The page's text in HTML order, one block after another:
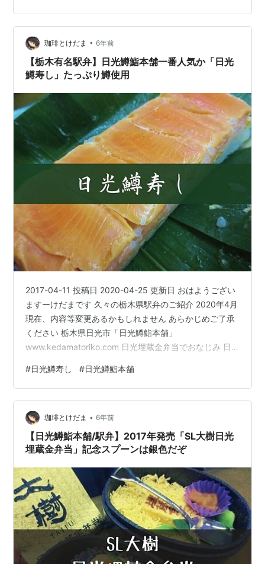
駅弁持って乗ろう 購入は東武日光駅「東武商事」 写真が
無くてごめんなさーい 休日の東武日光駅、午前中に出会
いました 下今市駅構内の売店と…
珈琲とけだま • 6年前
【栃木有名駅弁】日光鱒鮨本舗一番人気か「日光
鱒寿し」たっぷり鱒使用
2017-04-11 投稿日 2020-04-25 更新日 おはようござい
ますーけだまです 久々の栃木県駅弁のご紹介 2020年4月
現在、内容等変更あるかもしれません あらかじめご了承
ください 栃木県日光市「日光鱒鮨本舗」
www.kedamatoriko.com 日光埋蔵金弁当でおなじみ 日
ヒカリと手作りのゆばで作り上げたます寿しです。 日光
鱒鮨本舗ホームページより引用 日光鱒寿し 1,300円（税
込み） お箸とナイフは取り出しちゃいました 広げてみま
しょう 広げると場所取るなぁ いいよいいよこの手間が大
事なんだよ 艶やかな鱒がセクシー 内…
#日光鱒寿し #日光鱒鮨本舗
珈琲とけだま • 6年前
【日光鱒鮨本舗/駅弁】2017年発売「SL大樹日光
埋蔵金弁当」記念スプーンは銀色だぞ